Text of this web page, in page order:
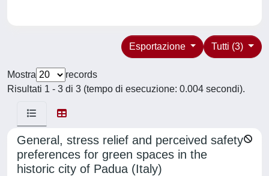
Tutti (3)
Esportazione
Mostra
records
Risultati 1 - 3 di 3 (tempo di esecuzione: 0.004 secondi).
General, stress relief and perceived safety
preferences for green spaces in the
historic city of Padua (Italy)